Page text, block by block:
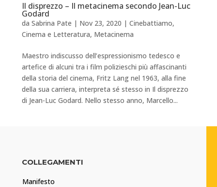
Il disprezzo – Il metacinema secondo Jean-Luc
Godard
da Sabrina Pate | Nov 23, 2020 | Cinebattiamo,
Cinema e Letteratura, Metacinema
Maestro indiscusso dell’espressionismo tedesco e
artefice di alcuni tra i film polizieschi più affascinanti
della storia del cinema, Fritz Lang nel 1963, alla fine
della sua carriera, interpreta sé stesso in Il disprezzo
di Jean-Luc Godard. Nello stesso anno, Marcello...
COLLEGAMENTI
Manifesto